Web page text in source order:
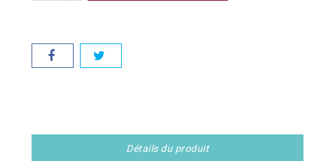
Détails du produit